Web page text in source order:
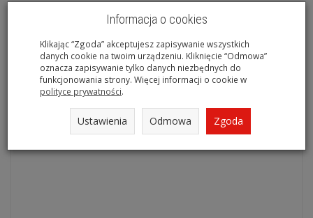
Informacja o cookies
Klikając “Zgoda” akceptujesz zapisywanie wszystkich
danych cookie na twoim urządzeniu. Kliknięcie “Odmowa”
oznacza zapisywanie tylko danych niezbędnych do
funkcjonowania strony. Więcej informacji o cookie w
polityce prywatności.
Ustawienia Odmowa Zgoda